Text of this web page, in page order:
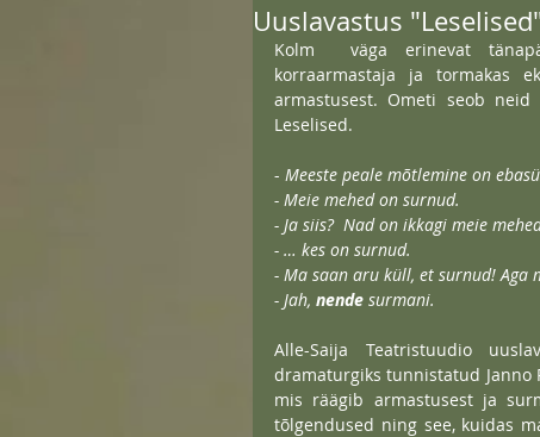
Uuslavastus
Kolm  väga erinevat
korraarmastaja ja tormakas
armastusest. Ometi seob
Leselised.
- Meeste peale mõtlemine on
- Meie mehed on surnud.
- Ja siis?  Nad on ikkagi meie
- … kes on surnud.
- Ma saan aru küll, et surnud!
- Jah, nende surmani.
Alle-Saija Teatristuudio
dramaturgiks tunnistatud Janno
mis räägib armastusest ja
tõlgendused ning see, kuidas